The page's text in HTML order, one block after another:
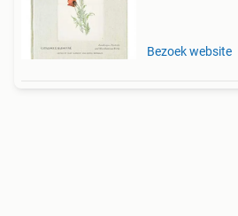
Bezoek website